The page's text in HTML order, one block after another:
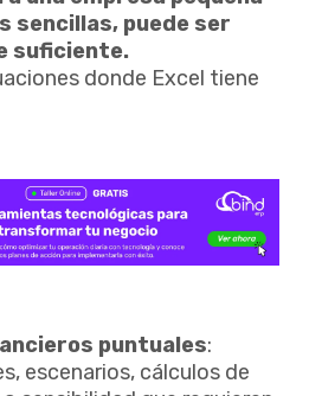
sencillas, puede ser
suficiente.
donde Excel tiene
puntuales:
escenarios, cálculos de